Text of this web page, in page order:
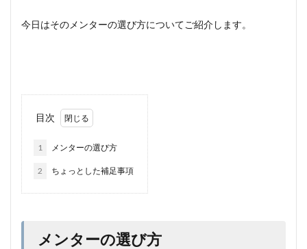
今日はそのメンターの選び方についてご紹介します。
目次
1 メンターの選び方
2 ちょっとした補足事項
メンターの選び方